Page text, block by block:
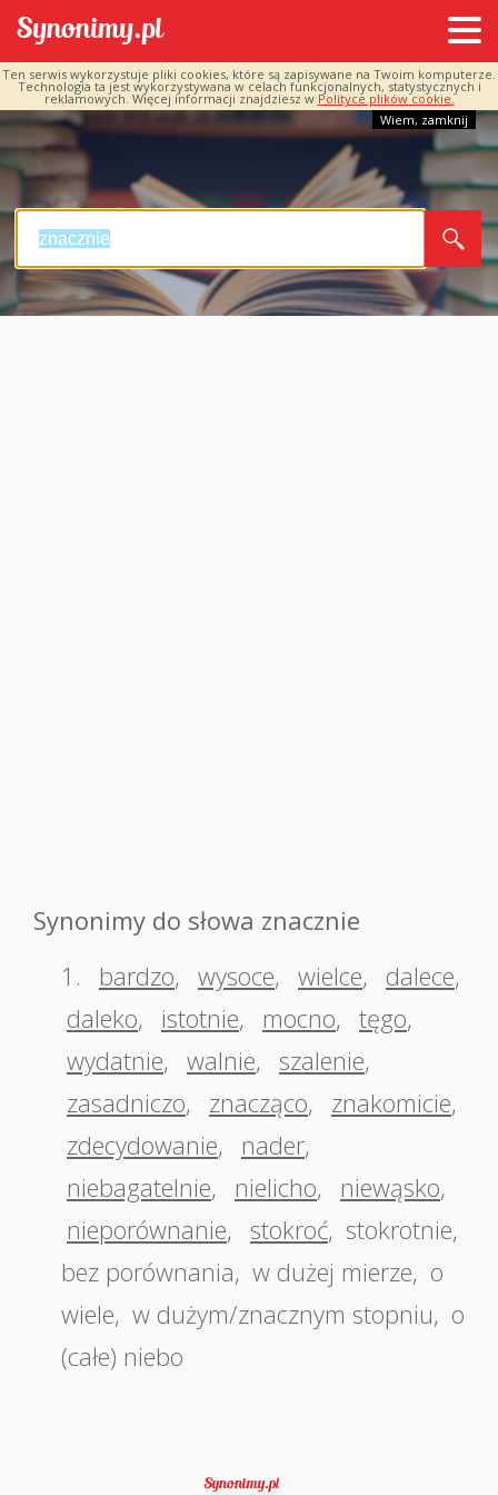
Ten serwis wykorzystuje pliki cookies, które są zapisywane na Twoim komputerze.
Technologia ta jest wykorzystywana w celach funkcjonalnych, statystycznych i
reklamowych. Więcej informacji znajdziesz w Polityce plików cookie.
Wiem, zamknij
Synonimy do słowa znacznie
1.
bardzo, wysoce, wielce, dalece,
daleko, istotnie, mocno, tęgo,
wydatnie, walnie, szalenie,
zasadniczo, znacząco, znakomicie,
zdecydowanie, nader,
niebagatelnie, nielicho, niewąsko,
nieporównanie, stokroć, stokrotnie,
bez porównania, w dużej mierze, o
wiele, w dużym/znacznym stopniu, o
(całe) niebo